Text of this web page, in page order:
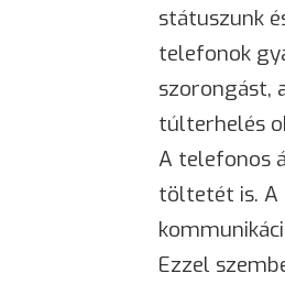
státuszunk
telefonok
szorongást,
túlterhelés
A telefonos
töltetét is. A
Ezzel